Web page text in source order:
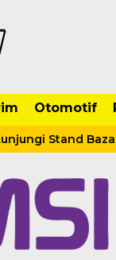
Otomotif
Stand